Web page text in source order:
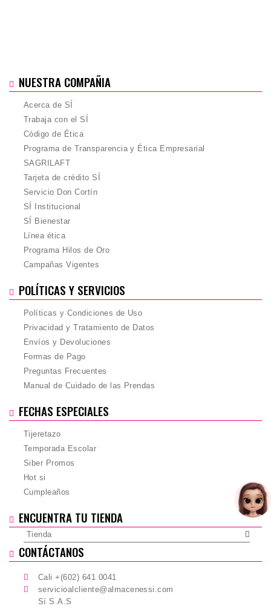
NUESTRA COMPAÑIA
Acerca de SÍ
Trabaja con el SÍ
Código de Ética
Programa de Transparencia y Ética Empresarial
SAGRILAFT
Tarjeta de crédito SÍ
Servicio Don Cortín
SÍ Institucional
SÍ Bienestar
Línea ética
Programa Hilos de Oro
Campañas Vigentes
POLÍTICAS Y SERVICIOS
Políticas y Condiciones de Uso
Privacidad y Tratamiento de Datos
Envíos y Devoluciones
Formas de Pago
Preguntas Frecuentes
Manual de Cuidado de las Prendas
FECHAS ESPECIALES
Tijeretazo
Temporada Escolar
Siber Promos
Hot si
Cumpleaños
ENCUENTRA TU TIENDA
Tienda
CONTÁCTANOS
Cali +(602) 641 0041
servicioalcliente@almacenessi.com
Sí S.A.S